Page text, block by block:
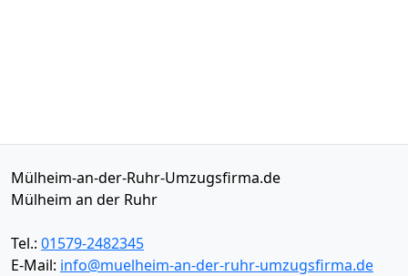
Mülheim-an-der-Ruhr-Umzugsfirma.de
Mülheim an der Ruhr
Tel.: 01579-2482345
E-Mail: info@muelheim-an-der-ruhr-umzugsfirma.de